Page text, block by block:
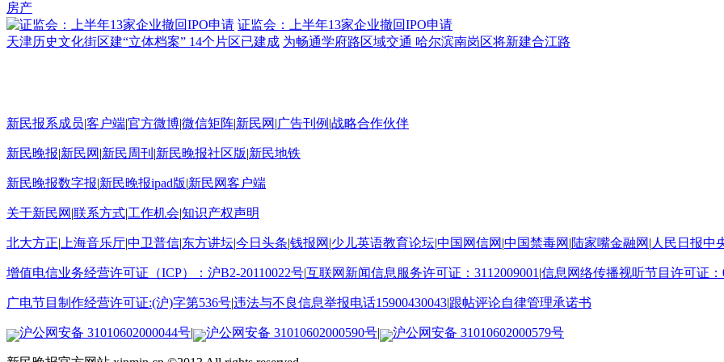
房产
证监会：上半年13家企业撤回IPO申请
天津历史文化街区建“立体档案” 14个片区已建成 为畅通学府路区域交通 哈尔滨南岗区将新建合江路
新民报系成员|客户端|官方微博|微信矩阵|新民网 |广告刊例 |战略合作伙伴
新民晚报|新民网 |新民周刊 |新民晚报社区版|新民地铁
新民晚报数字报|新民晚报ipad版|新民网客户端
关于新民网 |联系方式|工作机会|知识产权声明
北大方正| 上海音乐厅|中卫普信|东方讲坛|今日头条|钱报网 |少儿英语教育论坛|中国网信网 |中国禁毒网 |陆家嘴金融网 | 人民日报中
增值电信业务经营许可证（ICP）：沪B2-20110022号|互联网新闻信息服务许可证：3112009001 |信息网络传播视听节目许可证：
广电节目制作经营许可证:(沪)字第536号|违法与不良信息举报电话15900430043|跟帖评论自律管理承诺书
沪公网安备 31010602000044号| 沪公网安备 31010602000590号| 沪公网安备 31010602000579号